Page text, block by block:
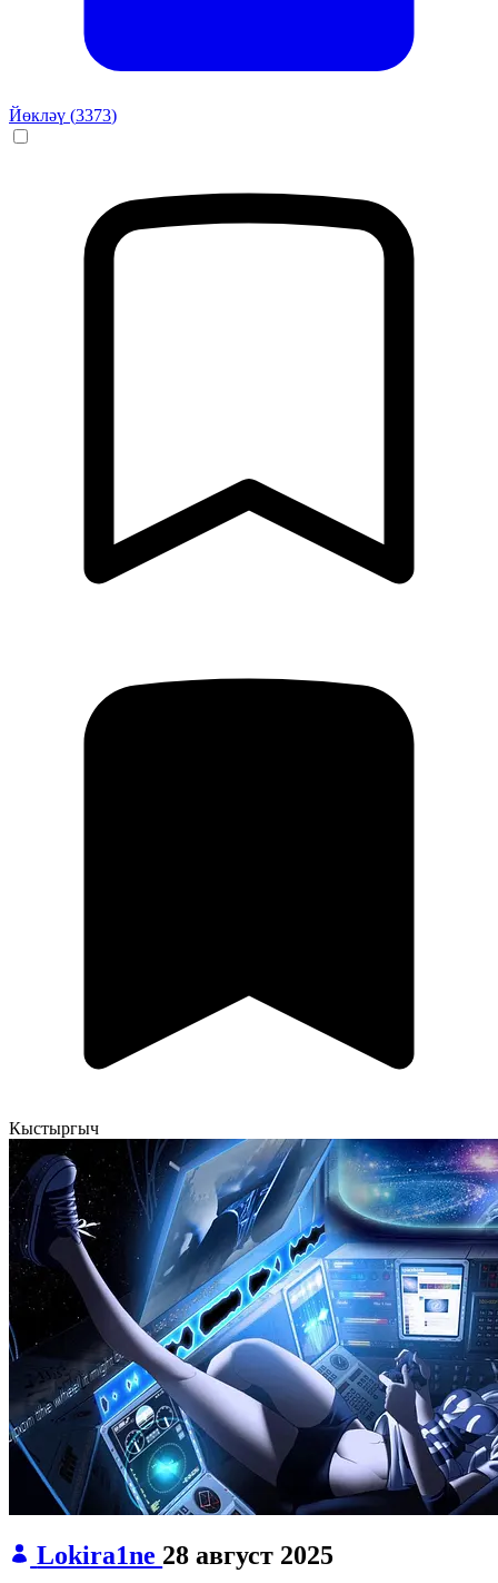
Йөкләү (3373)
Кыстыргыч
Lokira1ne 28 август 2025